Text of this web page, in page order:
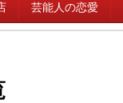
芸能人の恋愛